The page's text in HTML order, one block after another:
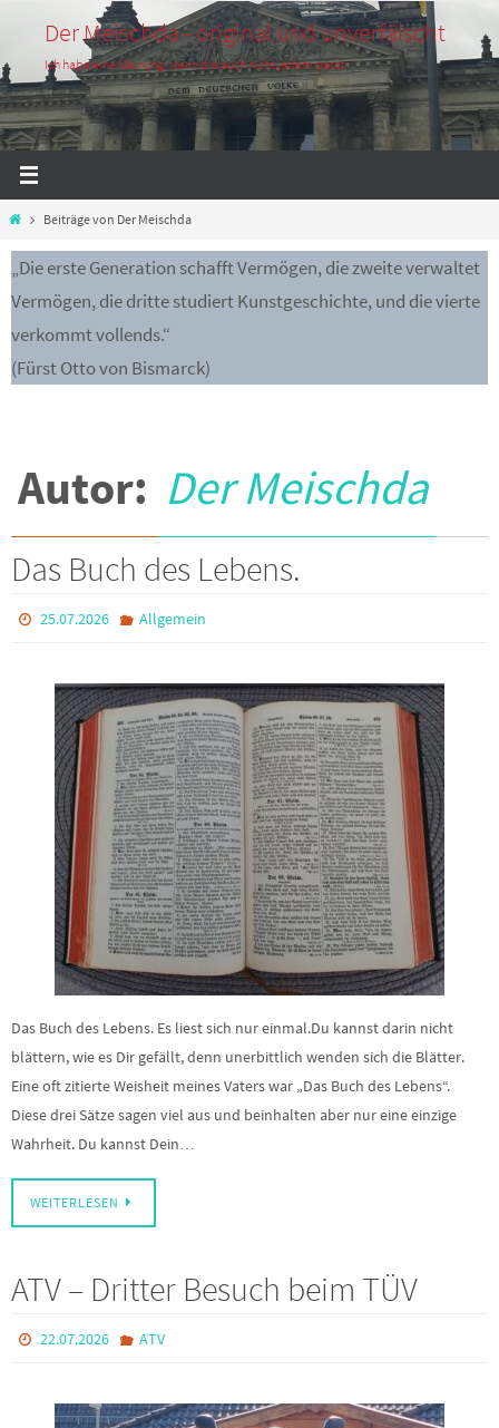
springen
Der Meischda - original und unverfälscht
Ich habe eine Meinung, wenn die auch nicht jedem passt
StartBeiträge von Der Meischda
„Die erste Generation schafft Vermögen, die zweite verwaltet
Vermögen, die dritte studiert Kunstgeschichte, und die vierte
verkommt vollends.“
(Fürst Otto von Bismarck)
Autor: Der Meischda
Das Buch des Lebens.
25.07.2026 Allgemein
Das Buch des Lebens. Es liest sich nur einmal.Du kannst darin nicht
blättern, wie es Dir gefällt, denn unerbittlich wenden sich die Blätter.
Eine oft zitierte Weisheit meines Vaters war „Das Buch des Lebens“.
Diese drei Sätze sagen viel aus und beinhalten aber nur eine einzige
Wahrheit. Du kannst Dein…
WEITERLESEN
ATV – Dritter Besuch beim TÜV
22.07.2026 ATV